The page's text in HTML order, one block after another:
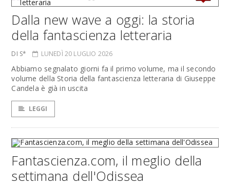
Dalla new wave a oggi: la storia
della fantascienza letteraria
DI S* LUNEDÌ 20 LUGLIO 2026
Abbiamo segnalato giorni fa il primo volume, ma il secondo
volume della Storia della fantascienza letteraria di Giuseppe
Candela è già in uscita
LEGGI
Fantascienza.com, il meglio della
settimana dell'Odissea